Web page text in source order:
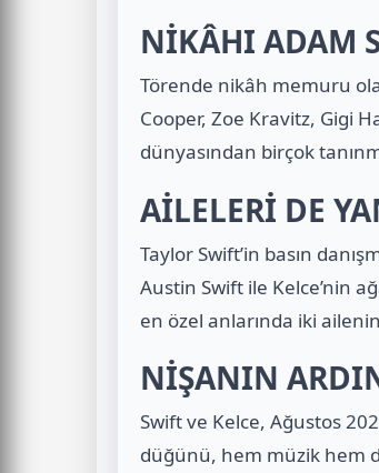
NİKÂHI ADAM
Törende nikâh memuru
Cooper, Zoe Kravitz, Gigi
dünyasından birçok
AİLELERİ DE
Taylor Swift’in basın
Austin Swift ile Kelce’nin
en özel anlarında iki
NİŞANIN
Swift ve Kelce, Ağustos
düğünü, hem müzik hem